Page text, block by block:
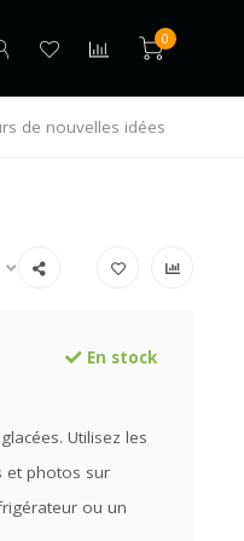
0
de nouvelles idées
En stock
Utilisez les
et photos sur
ou un